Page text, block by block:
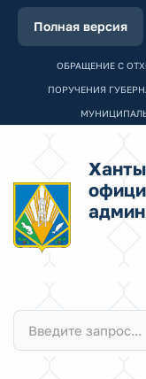
Полная версия
ОБРАЩЕНИЕ С
ПОРУЧЕНИЯ